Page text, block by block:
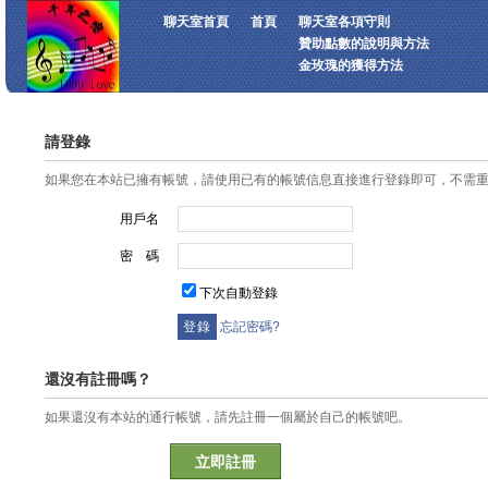
聊天室首頁 首頁
聊天室各項守則
贊助點數的說明與方法
金玫瑰的獲得方法
請登錄
如果您在本站已擁有帳號，請使用已有的帳號信息直接進行登錄即可，不需
用戶名
密 碼
下次自動登錄
忘記密碼?
還沒有註冊嗎？
如果還沒有本站的通行帳號，請先註冊一個屬於自己的帳號吧。
立即註冊